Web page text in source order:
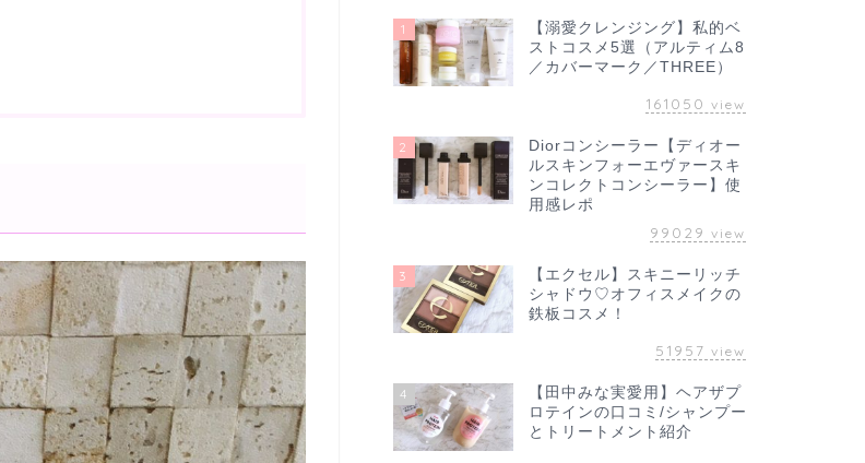
1
【溺愛クレンジング】私的ベ
ストコスメ5選（アルティム8
／カバーマーク／THREE）
161050 view
2
Diorコンシーラー【ディオー
ルスキンフォーエヴァースキ
ンコレクトコンシーラー】使
用感レポ
99029 view
3
【エクセル】スキニーリッチ
シャドウ♡オフィスメイクの
鉄板コスメ！
51957 view
4
【田中みな実愛用】ヘアザプ
ロテインの口コミ/シャンプー
とトリートメント紹介